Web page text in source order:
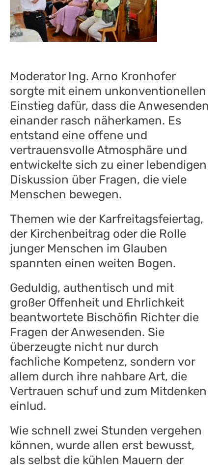
Moderator Ing. Arno Kronhofer
sorgte mit einem unkonventionellen
Einstieg dafür, dass die Anwesenden
einander rasch näherkamen. Es
entstand eine offene und
vertrauensvolle Atmosphäre und
entwickelte sich zu einer lebendigen
Diskussion über Fragen, die viele
Menschen bewegen.
Themen wie der Karfreitagsfeiertag,
der Kirchenbeitrag oder die Rolle
junger Menschen im Glauben
spannten einen weiten Bogen.
Geduldig, authentisch und mit
großer Offenheit und Ehrlichkeit
beantwortete Bischöfin Richter die
Fragen der Anwesenden. Sie
überzeugte nicht nur durch
fachliche Kompetenz, sondern vor
allem durch ihre nahbare Art, die
Vertrauen schuf und zum Mitdenken
einlud.
Wie schnell zwei Stunden vergehen
können, wurde allen erst bewusst,
als selbst die kühlen Mauern der